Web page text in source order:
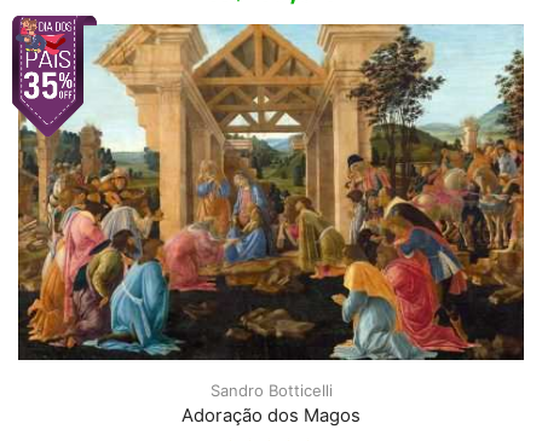
Sandro Botticelli
Adoração dos Magos